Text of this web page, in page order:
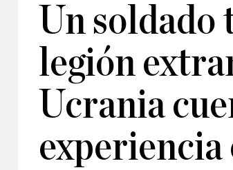
Un soldado
legión
Ucrania
experiencia